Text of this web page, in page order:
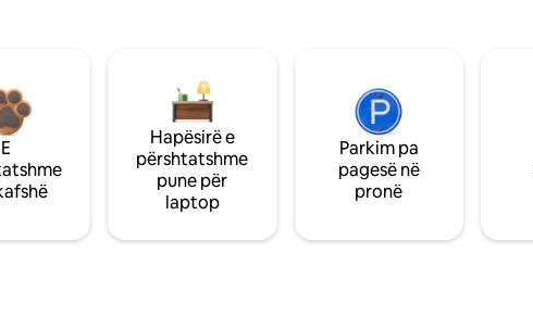
E
Hapësirë e
përshtatshme
pune për
laptop
Parkim pa
pagesë në
pronë